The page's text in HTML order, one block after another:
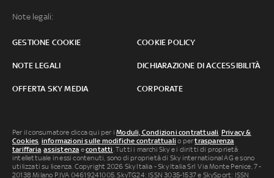
Note legali:
GESTIONE COOKIE COOKIE POLICY
NOTE LEGALI DICHIARAZIONE DI ACCESSIBILITÀ
OFFERTA SKY MEDIA CORPORATE
Per il consumatore clicca qui per iModuli, Condizioni contrattuali, Privacy &
Cookies, informazioni sulle modifiche contrattuali o pertrasparenza
tariffaria,assistenza econtatti. Tutti i marchi Sky e i diritti di proprietà
intellettuale in essi contenuti, sono di proprietà di Sky international AG e sono
utilizzati su licenza. Copyright 2026 Sky Italia - Sky Italia Srl Via Monte Penice, 7 -
20138 Milano P.IVA 04619241005. SkyTG24: ISSN 3035-1537 e SkySport: ISSN